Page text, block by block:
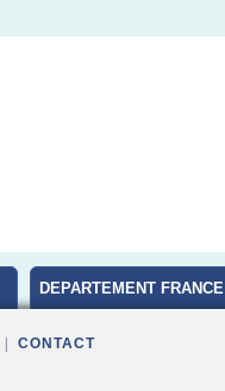
DEPARTEMENT FRANCE
CONTACT